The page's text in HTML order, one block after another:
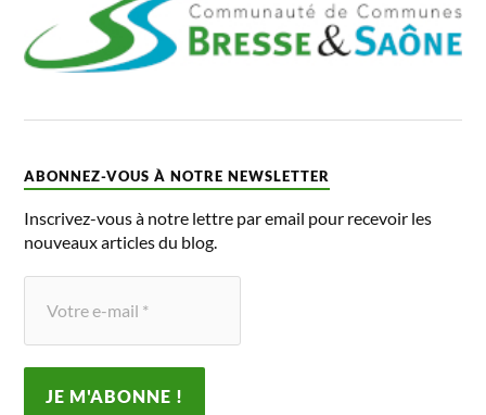
ABONNEZ-VOUS À NOTRE NEWSLETTER
Inscrivez-vous à notre lettre par email pour recevoir les
nouveaux articles du blog.